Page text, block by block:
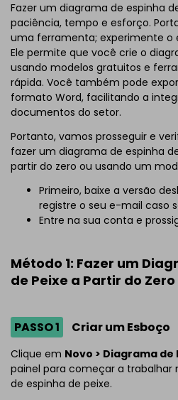
Fazer um diagrama de espinha
paciência, tempo e esforço.
uma ferramenta; experimente o
Ele permite que você crie o
usando modelos gratuitos e
rápida. Você também pode
formato Word, facilitando a
documentos do setor.
Portanto, vamos prosseguir e
fazer um diagrama de espinha
partir do zero ou usando um
Primeiro, baixe a versão
registre o seu e-mail caso
Entre na sua conta e
Método 1: Fazer um
de Peixe a Partir do Zero
PASSO 1 Criar um Esboço
Clique em Novo > Diagrama de
painel para começar a trabalhar
de espinha de peixe.